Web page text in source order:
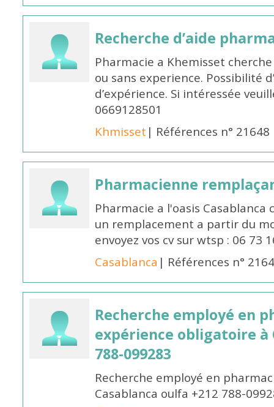
Recherche d’aide
Pharmacie a Khemisset
ou sans experience. Possibilité
d’expérience. Si intéressée
0669128501
Khmisset | Références n° 21648
Pharmacienne
Pharmacie a l'oasis
un remplacement a partir du
envoyez vos cv sur wtsp : 06 73
Casablanca | Références n°
Recherche employé en
expérience obligatoire à
788-099283
Recherche employé en
Casablanca oulfa +212 788-